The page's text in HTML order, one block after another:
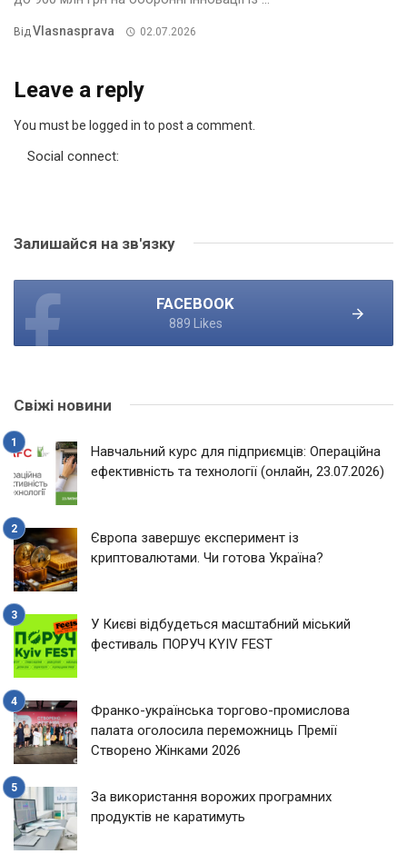
Від Vlasnasprava 02.07.2026
Leave a reply
You must be logged in to post a comment.
Social connect:
Залишайся на зв'язку
FACEBOOK
889 Likes
Свіжі новини
Навчальний курс для підприємців: Операційна
ефективність та технології (онлайн, 23.07.2026)
Європа завершує експеримент із
криптовалютами. Чи готова Україна?
У Києві відбудеться масштабний міський
фестиваль ПОРУЧ KYIV FEST
Франко-українська торгово-промислова
палата оголосила переможниць Премії
Створено Жінками 2026
За використання ворожих програмних
продуктів не каратимуть